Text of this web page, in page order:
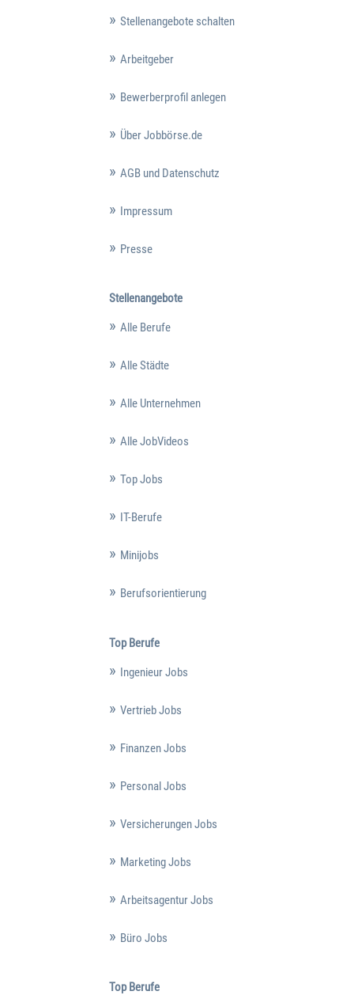
Stellenangebote schalten
Arbeitgeber
Bewerberprofil anlegen
Über Jobbörse.de
AGB und Datenschutz
Impressum
Presse
Stellenangebote
Alle Berufe
Alle Städte
Alle Unternehmen
Alle JobVideos
Top Jobs
IT-Berufe
Minijobs
Berufsorientierung
Top Berufe
Ingenieur Jobs
Vertrieb Jobs
Finanzen Jobs
Personal Jobs
Versicherungen Jobs
Marketing Jobs
Arbeitsagentur Jobs
Büro Jobs
Top Berufe